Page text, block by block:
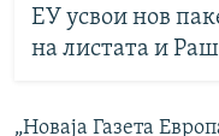
ЕУ усвои нов
на листата и
„Новаја Газета